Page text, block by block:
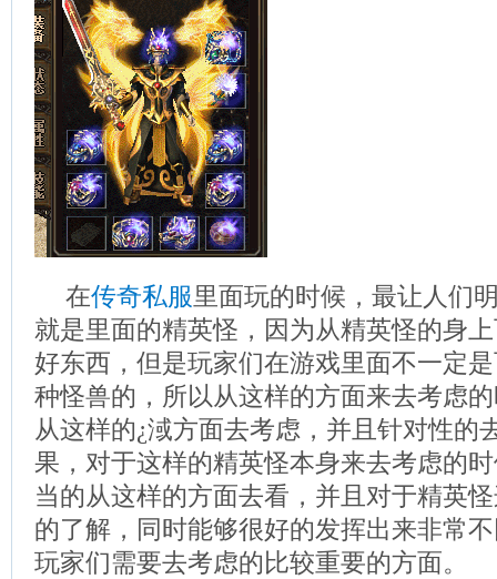
在传奇私服里面玩的时候，最让人们
就是里面的精英怪，因为从精英怪的身
好东西，但是玩家们在游戏里面不一定
种怪兽的，所以从这样的方面来去考虑
从这样的¿淢方面去考虑，并且针对性的
果，对于这样的精英怪本身来去考虑的
当的从这样的方面去看，并且对于精英
的了解，同时能够很好的发挥出来非常
玩家们需要去考虑的比较重要的方面。